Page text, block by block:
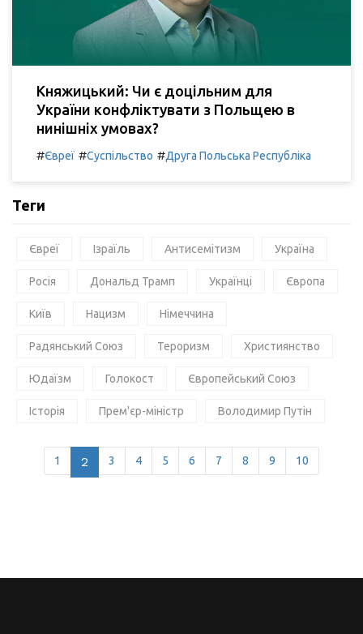
Княжицький: Чи є доцільним для
України конфліктувати з Польщею в
нинішніх умовах?
#Євреї #Суспільство #Друга Польська Республіка
Теги
Євреї Ізраїль Антисемітизм Україна
Росія Дональд Трамп Українці Європа
Київ Нацизм Німеччина
Радянський Союз Тероризм Християнство
Юдаїзм Голокост Європейський Союз
Історія Прем'єр-міністр Володимир Путін
1 2 3 4 5 6 7 8 9 10